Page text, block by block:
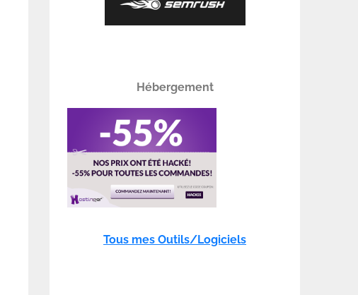
Hébergement
Tous mes Outils/Logiciels